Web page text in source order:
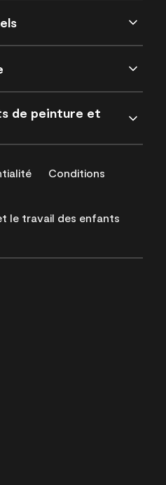
de peinture et
Conditions
le travail des enfants